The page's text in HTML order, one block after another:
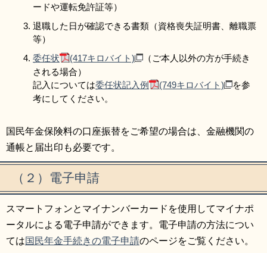
ードや運転免許証等）
退職した日が確認できる書類（資格喪失証明書、離職票
等）
委任状
(417キロバイト)
（ご本人以外の方が手続き
される場合）
記入については委任状記入例 (749キロバイト)
を参
考にしてください。
国民年金保険料の口座振替をご希望の場合は、金融機関の
通帳と届出印も必要です。​
（２）電子申請
スマートフォンとマイナンバーカードを使用してマイナポ
ータルによる電子申請ができます。電子申請の方法につい
ては国民年金手続きの電子申請のページをご覧ください。